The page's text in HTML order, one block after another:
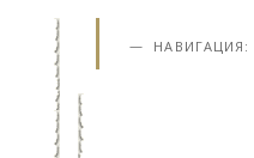
НАВИГАЦИЯ: